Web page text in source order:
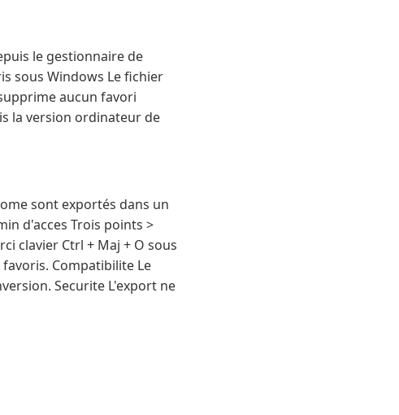
le gestionnaire de
sous Windows Le fichier
aucun favori
la version ordinateur de
sont exportés dans un
d'acces Trois points >
clavier Ctrl + Maj + O sous
Compatibilite Le
Securite L'export ne